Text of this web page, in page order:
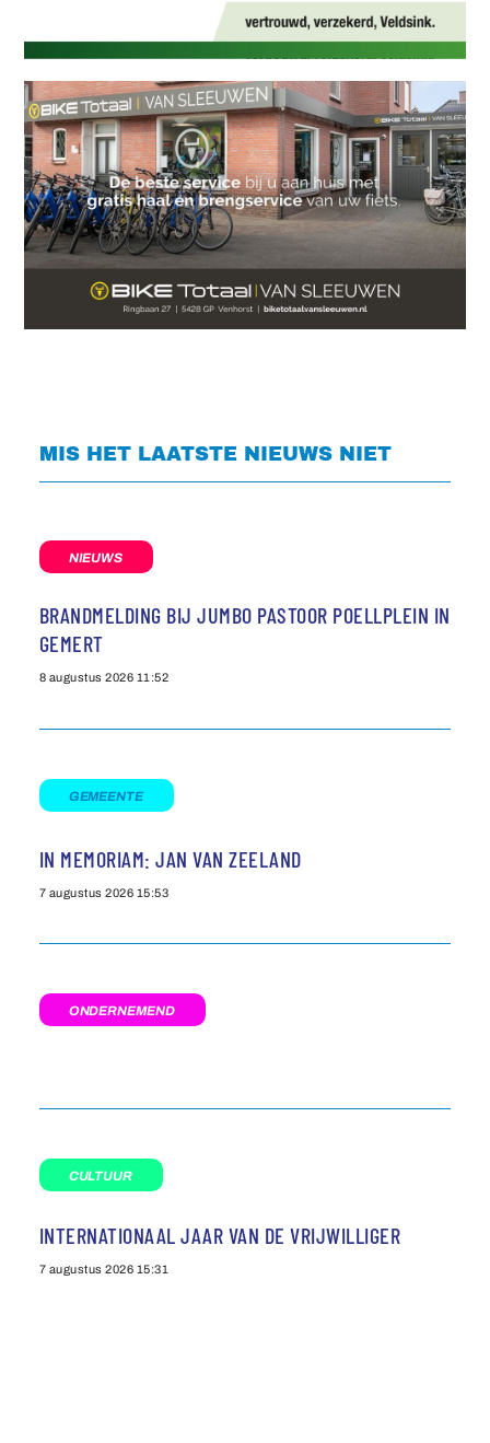
MIS HET LAATSTE NIEUWS NIET
NIEUWS
BRANDMELDING BIJ JUMBO PASTOOR POELLPLEIN IN
GEMERT
8 augustus 2026 11:52
GEMEENTE
IN MEMORIAM: JAN VAN ZEELAND
7 augustus 2026 15:53
ONDERNEMEND
CULTUUR
INTERNATIONAAL JAAR VAN DE VRIJWILLIGER
7 augustus 2026 15:31